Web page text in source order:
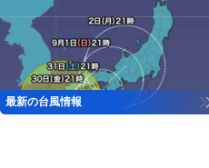
最新の台風情報